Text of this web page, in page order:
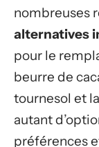
nombreuses
alternatives
pour le
beurre de
tournesol et
autant
préférences